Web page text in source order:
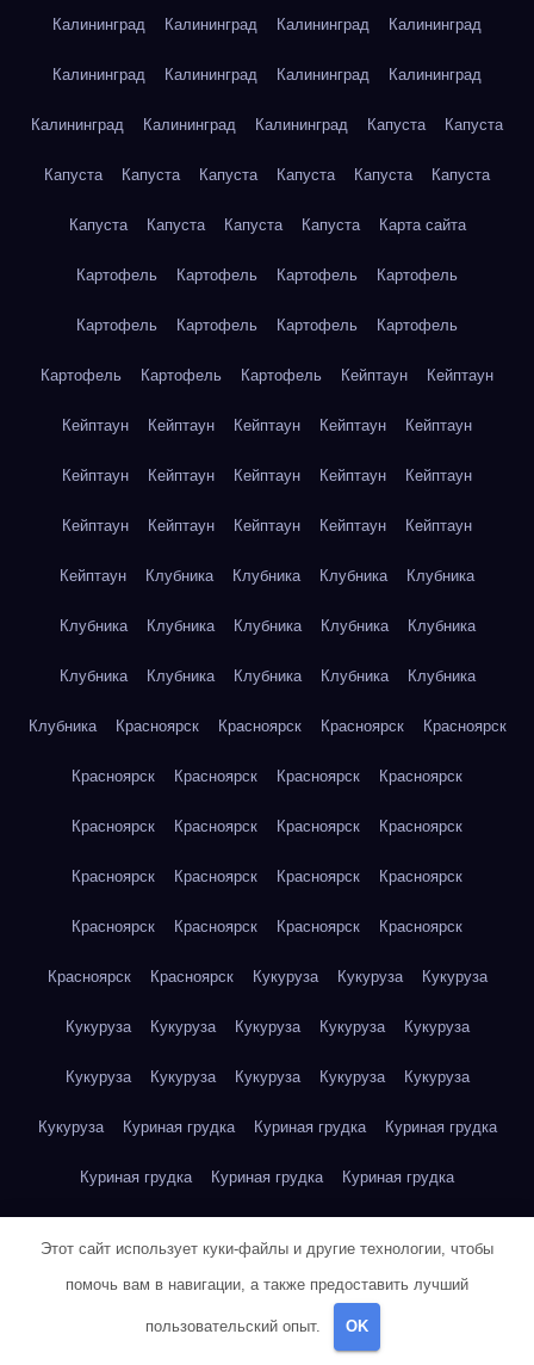
Калининград Калининград Калининград Калининград
Калининград Калининград Калининград Калининград
Калининград Калининград Калининград Капуста Капуста
Капуста Капуста Капуста Капуста Капуста Капуста
Капуста Капуста Капуста Капуста Карта сайта
Картофель Картофель Картофель Картофель
Картофель Картофель Картофель Картофель
Картофель Картофель Картофель Кейптаун Кейптаун
Кейптаун Кейптаун Кейптаун Кейптаун Кейптаун
Кейптаун Кейптаун Кейптаун Кейптаун Кейптаун
Кейптаун Кейптаун Кейптаун Кейптаун Кейптаун
Кейптаун Клубника Клубника Клубника Клубника
Клубника Клубника Клубника Клубника Клубника
Клубника Клубника Клубника Клубника Клубника
Клубника Красноярск Красноярск Красноярск Красноярск
Красноярск Красноярск Красноярск Красноярск
Красноярск Красноярск Красноярск Красноярск
Красноярск Красноярск Красноярск Красноярск
Красноярск Красноярск Красноярск Красноярск
Красноярск Красноярск Кукуруза Кукуруза Кукуруза
Кукуруза Кукуруза Кукуруза Кукуруза Кукуруза
Кукуруза Кукуруза Кукуруза Кукуруза Кукуруза
Кукуруза Куриная грудка Куриная грудка Куриная грудка
Куриная грудка Куриная грудка Куриная грудка
Куриная грудка Куриная грудка Куриная грудка
Куриная грудка Куриная грудка Куриная грудка
Этот сайт использует куки-файлы и другие технологии, чтобы
помочь вам в навигации, а также предоставить лучший
пользовательский опыт. OK